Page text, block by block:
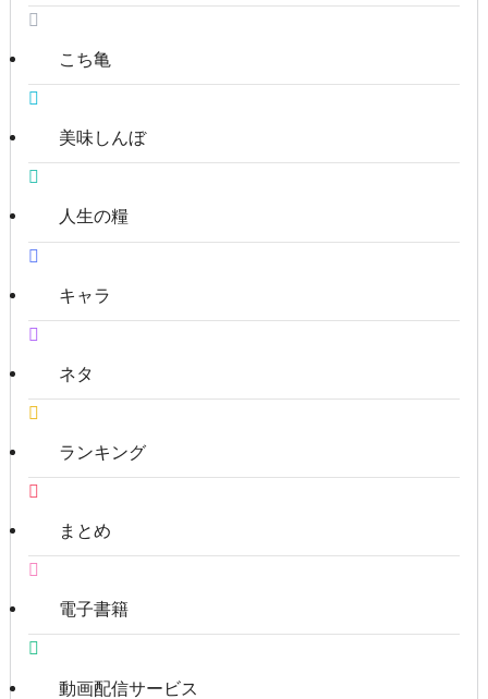
こち亀
美味しんぼ
人生の糧
キャラ
ネタ
ランキング
まとめ
電子書籍
動画配信サービス